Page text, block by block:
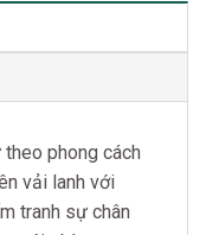
theo phong cách
vải lanh với
tranh sự chân